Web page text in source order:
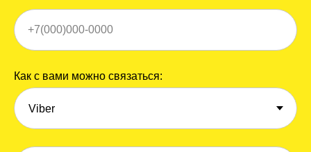
+7(000)000-0000
Как с вами можно связаться: